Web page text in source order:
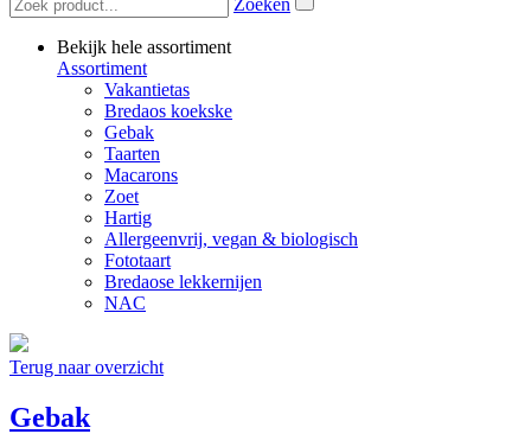
Bekijk hele assortiment
Assortiment
Vakantietas
Bredaos koekske
Gebak
Taarten
Macarons
Zoet
Hartig
Allergeenvrij, vegan & biologisch
Fototaart
Bredaose lekkernijen
NAC
Terug naar overzicht
Gebak